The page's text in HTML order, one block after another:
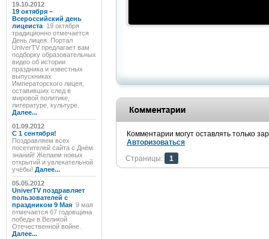
19.10.2012
19 октября –
Всероссийский день
лицеиста 19 октября
традиционно отмечается
День лицея. Портал
UniverTV предлагает вам
подборку образовательных
видео об истории
праздника и известных
выпускниках
Императорского лицея,
оставивших след в
мировой политике,
литературе, культуре.
Далее...
01.09.2012
C 1 сентября!
Поздравляем всех
посетителей сайта с Днём
знаний! Желаем новых
открытий и увлекательной
учёбы! Далее...
05.05.2012
UniverTV поздравляет
пользователей с
праздником 9 Мая 9 мая
отмечается 67 годовщина
победы в Великой
Отечественной войне.
Далее...
Комментарии могут оставлять только
Авторизоваться
Страницы:
1